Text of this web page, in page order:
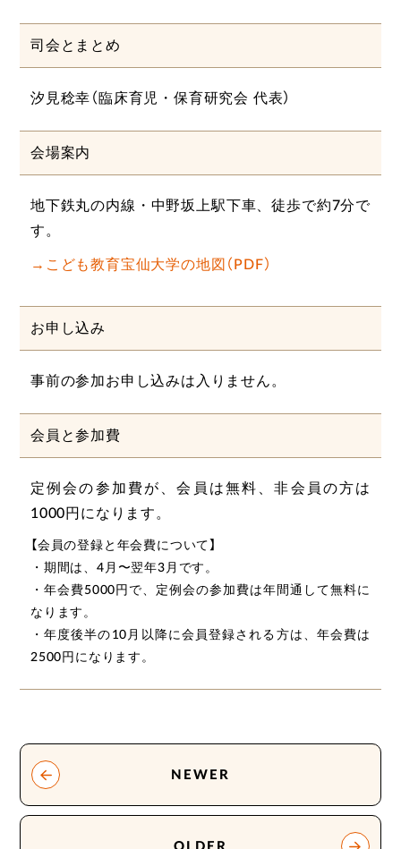
司会とまとめ
汐見稔幸（臨床育児・保育研究会 代表）
会場案内
地下鉄丸の内線・中野坂上駅下車、徒歩で約7分で
す。
→こども教育宝仙大学の地図（PDF）
お申し込み
事前の参加お申し込みは入りません。
会員と参加費
定例会の参加費が、会員は無料、非会員の方は
1000円になります。
【会員の登録と年会費について】
・期間は、4月〜翌年3月です。
・年会費5000円で、定例会の参加費は年間通して無料に
なります。
・年度後半の10月以降に会員登録される方は、年会費は
2500円になります。
NEWER